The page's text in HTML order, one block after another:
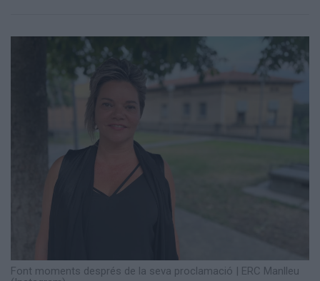
les
Font moments després de la seva proclamació | ERC Manlleu